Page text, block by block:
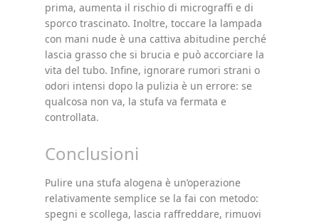
prima, aumenta il rischio di micrograffi e di
sporco trascinato. Inoltre, toccare la lampada
con mani nude è una cattiva abitudine perché
lascia grasso che si brucia e può accorciare la
vita del tubo. Infine, ignorare rumori strani o
odori intensi dopo la pulizia è un errore: se
qualcosa non va, la stufa va fermata e
controllata.
Conclusioni
Pulire una stufa alogena è un’operazione
relativamente semplice se la fai con metodo:
spegni e scollega, lascia raffreddare, rimuovi